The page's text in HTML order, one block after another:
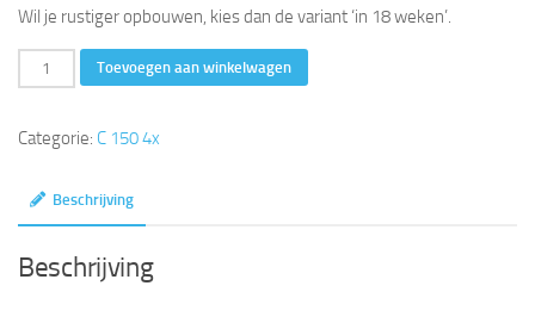
Wil je rustiger opbouwen, kies dan de variant ‘in 18 weken’.
120
150
12
(4x
Toevoegen aan winkelwagen
Categorie: C 150 4x
Beschrijving
Beschrijving